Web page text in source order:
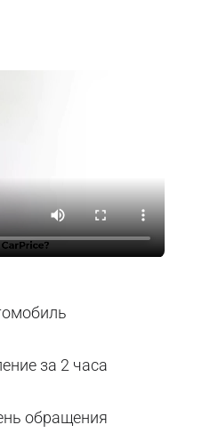
за 2 часа
обращения